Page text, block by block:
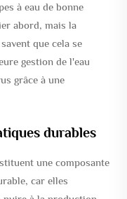
à eau de bonne
abord, mais la
que cela se
gestion de l'eau
grâce à une
durables
une composante
car elles